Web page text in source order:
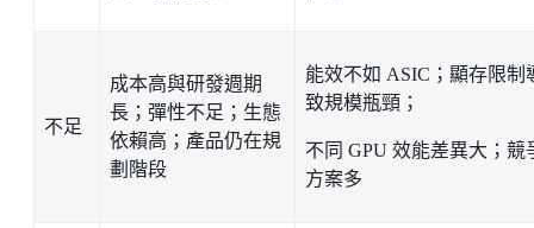
不足
成本高與研發週期
長；彈性不足；生態
依賴高；產品仍在規
劃階段
能效不如 ASIC；顯存限制
致規模瓶頸；
不同 GPU 效能差異大；競
方案多